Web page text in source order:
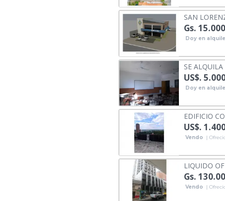
SAN
Gs.
Doy en
SE
US$.
Doy en
EDIFICIO
US$.
Vendo |
LIQUIDO
Gs.
Vendo |